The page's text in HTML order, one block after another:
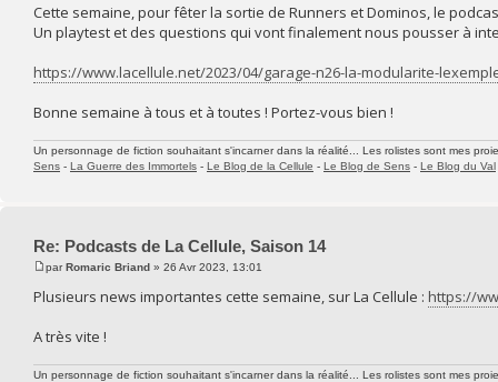
Cette semaine, pour fêter la sortie de Runners et Dominos, le
Un playtest et des questions qui vont finalement nous pousser à
https://www.lacellule.net/2023/04/garage-n26-la-modularite-
Bonne semaine à tous et à toutes ! Portez-vous bien !
Un personnage de fiction souhaitant s'incarner dans la réalité... Les rolistes sont mes
Sens - La Guerre des Immortels - Le Blog de la Cellule - Le Blog de Sens - Le Blog du Val
Re: Podcasts de La Cellule, Saison 14
parRomaric Briand » 26 Avr 2023, 13:01
Plusieurs news importantes cette semaine, sur La Cellule : https://
A très vite !
Un personnage de fiction souhaitant s'incarner dans la réalité... Les rolistes sont mes